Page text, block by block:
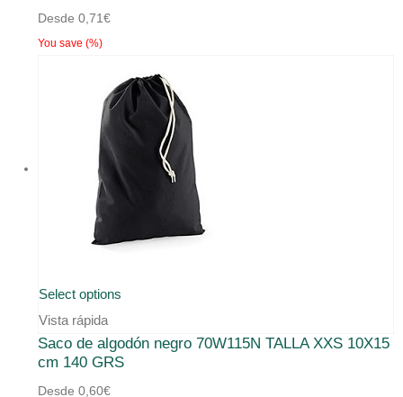
Desde 0,71€
You save (%)
Select options
Vista rápida
Saco de algodón negro 70W115N TALLA XXS 10X15
cm 140 GRS
Desde 0,60€